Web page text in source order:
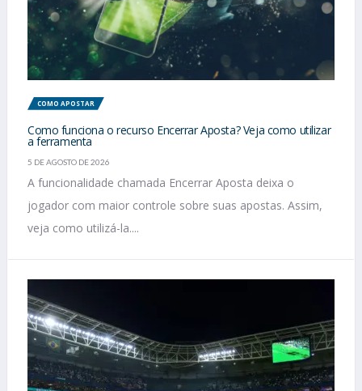
COMO APOSTAR
Como funciona o recurso Encerrar Aposta? Veja como utilizar
a ferramenta
5 DE AGOSTO DE 2026
A funcionalidade chamada Encerrar Aposta deixa o
jogador com maior controle sobre suas apostas. Assim,
veja como utilizá-la....